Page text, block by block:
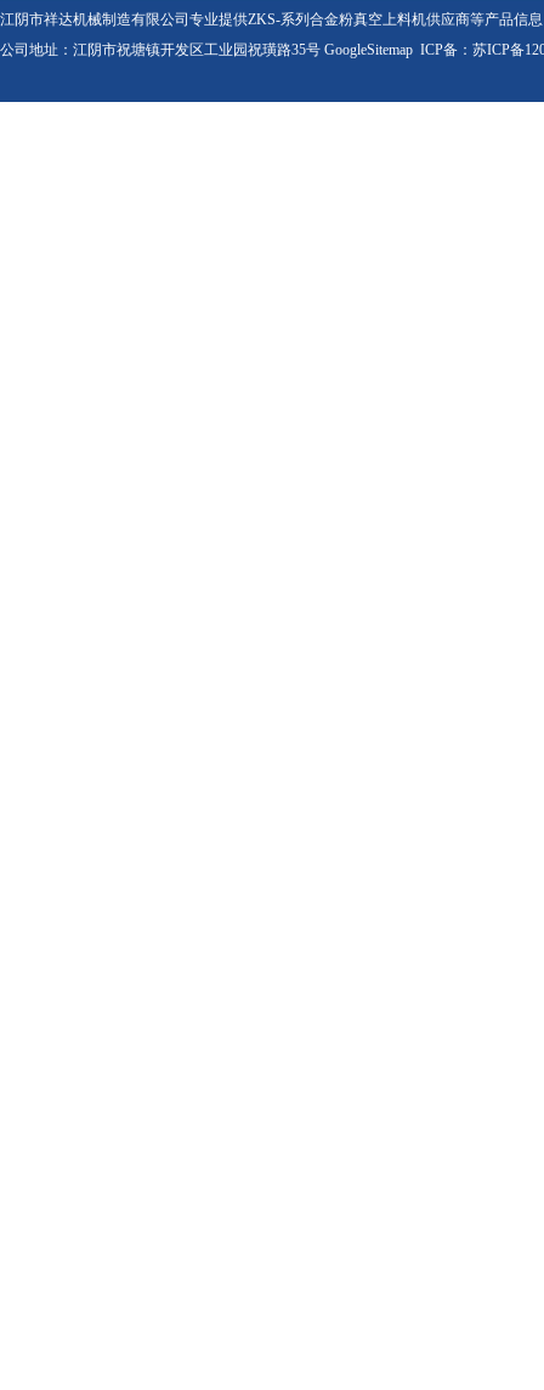
江阴市祥达机械制造有限公司专业提供ZKS-系列合金粉真空上料机供应商等产品信
公司地址：江阴市祝塘镇开发区工业园祝璜路35号 GoogleSitemap ICP备： 苏ICP备